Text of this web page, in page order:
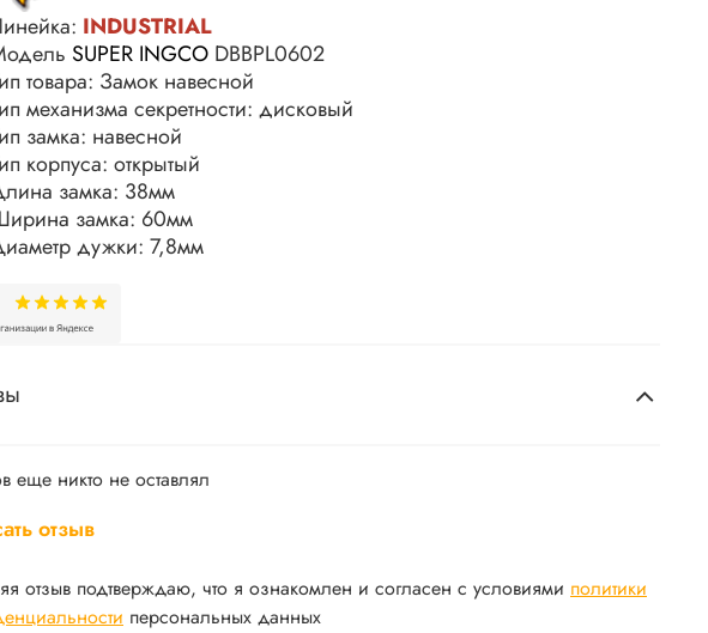
INDUSTRIAL
SUPER INGCO DBBPL0602
товара: Замок навесной
механизма секретности: дисковый
замка: навесной
корпуса: открытый
замка: 38мм
замка: 60мм
дужки: 7,8мм
еще никто не оставлял
отзыв
отзыв подтверждаю, что я ознакомлен и согласен с условиями политики
персональных данных